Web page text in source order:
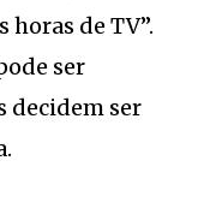
horas de TV”.
ser
decidem ser